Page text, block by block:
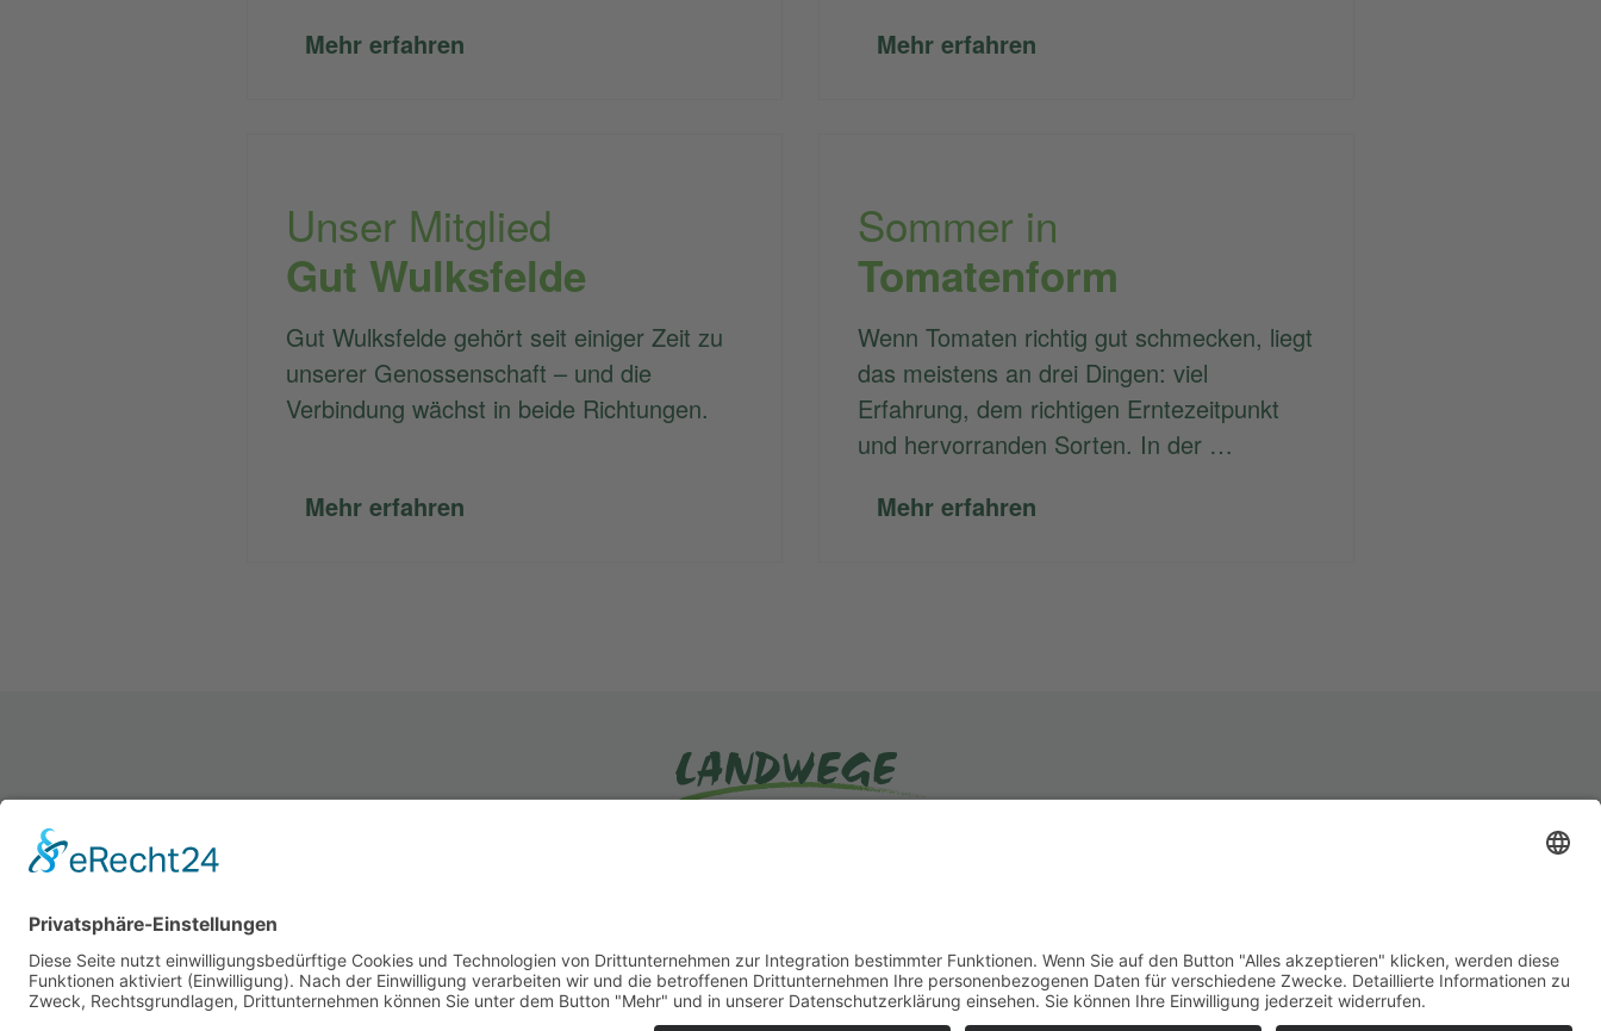
Mehr erfahren
Mehr erfahren
Unser Mitglied
Gut Wulksfelde
Gut Wulksfelde gehört seit einiger Zeit zu
unserer Genossenschaft – und die
Verbindung wächst in beide Richtungen.
Mehr erfahren
Sommer in
Tomatenform
Wenn Tomaten richtig gut schmecken, liegt
das meistens an drei Dingen: viel
Erfahrung, dem richtigen Erntezeitpunkt
und hervorranden Sorten. In der …
Mehr erfahren
LANDWEGE VEREIN